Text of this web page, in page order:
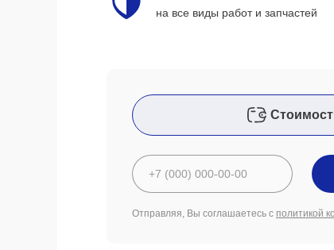
на все виды работ и запчастей
Отправляя, Вы соглашаетесь с политикой